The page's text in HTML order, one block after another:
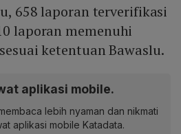
658 laporan terverifikasi
laporan memenuhi
ketentuan Bawaslu.
aplikasi mobile.
lebih nyaman dan nikmati
aplikasi mobile Katadata.